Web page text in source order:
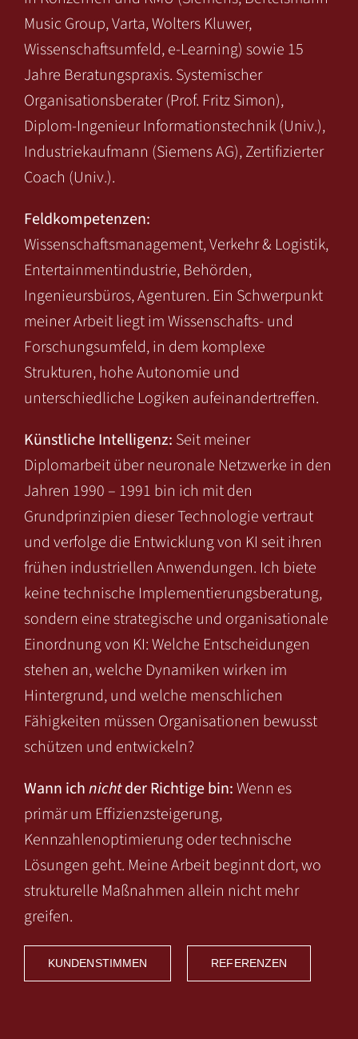
Music Group, Varta, Wolters Kluwer,
Wissenschaftsumfeld, e-Learning) sowie 15
Jahre Beratungspraxis. Systemischer
Organisationsberater (Prof. Fritz Simon),
Diplom-Ingenieur Informationstechnik (Univ.),
Industriekaufmann (Siemens AG), Zertifizierter
Coach (Univ.).
Feldkompetenzen:
Wissenschaftsmanagement, Verkehr & Logistik,
Entertainmentindustrie, Behörden,
Ingenieursbüros, Agenturen. Ein Schwerpunkt
meiner Arbeit liegt im Wissenschafts- und
Forschungsumfeld, in dem komplexe
Strukturen, hohe Autonomie und
unterschiedliche Logiken aufeinandertreffen.
Künstliche Intelligenz: Seit meiner
Diplomarbeit über neuronale Netzwerke in den
Jahren 1990 – 1991 bin ich mit den
Grundprinzipien dieser Technologie vertraut
und verfolge die Entwicklung von KI seit ihren
frühen industriellen Anwendungen. Ich biete
keine technische Implementierungsberatung,
sondern eine strategische und organisationale
Einordnung von KI: Welche Entscheidungen
stehen an, welche Dynamiken wirken im
Hintergrund, und welche menschlichen
Fähigkeiten müssen Organisationen bewusst
schützen und entwickeln?
Wann ichnichtder Richtige bin:Wenn es
primär um Effizienzsteigerung,
Kennzahlenoptimierung oder technische
Lösungen geht. Meine Arbeit beginnt dort, wo
strukturelle Maßnahmen allein nicht mehr
greifen.
KUNDENSTIMMEN REFERENZEN